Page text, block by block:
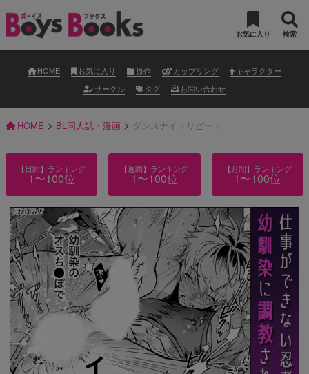
お気に入り 検索
HOME お気に入り 原作 カップリング
キャラクター
サークル
タグ お問い合わせ
HOME > BL同人誌・漫画 > ダンスナイトリピート
【日間】ランキング
1〜100位
【週間】ランキング
1〜100位
【月間】ランキング
1〜100位